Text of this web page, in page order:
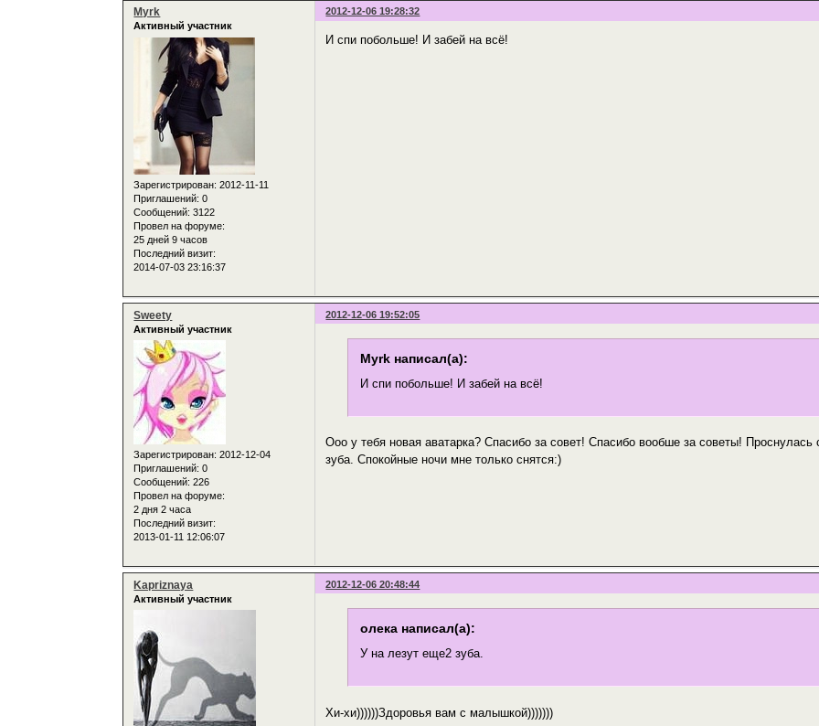
2012-12-06 19:28:32
Myrk
Активный участник
Зарегистрирован: 2012-11-11
Приглашений: 0
Сообщений: 3122
Провел на форуме:
25 дней 9 часов
Последний визит:
2014-07-03 23:16:37
И спи побольше! И забей на всё!
2012-12-06 19:52:05
Sweety
Активный участник
Зарегистрирован: 2012-12-04
Приглашений: 0
Сообщений: 226
Провел на форуме:
2 дня 2 часа
Последний визит:
2013-01-11 12:06:07
Myrk написал(а):
И спи побольше! И забей на всё!
Ооо у тебя новая аватарка? Спасибо за совет! Спасибо вообше за советы!
зуба. Спокойные ночи мне только снятся:)
2012-12-06 20:48:44
Kapriznaya
Активный участник
олека написал(а):
У на лезут еще2 зуба.
Хи-хи))))))Здоровья вам с малышкой)))))))